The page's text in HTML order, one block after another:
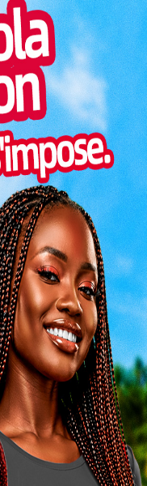
étape de son agenda
lancer officiellement
au palais des congrès
moment clé pour affiner
d’une administration
l’importance de cette
session ordinaire de
la parole, » indique-t-